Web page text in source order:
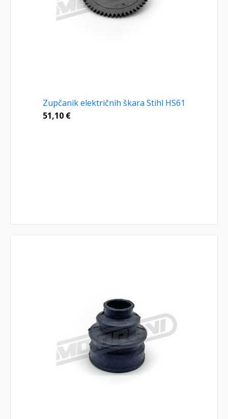
Zupčanik električnih škara Stihl HS61
51,10 €